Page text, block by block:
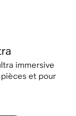
immersive
et pour